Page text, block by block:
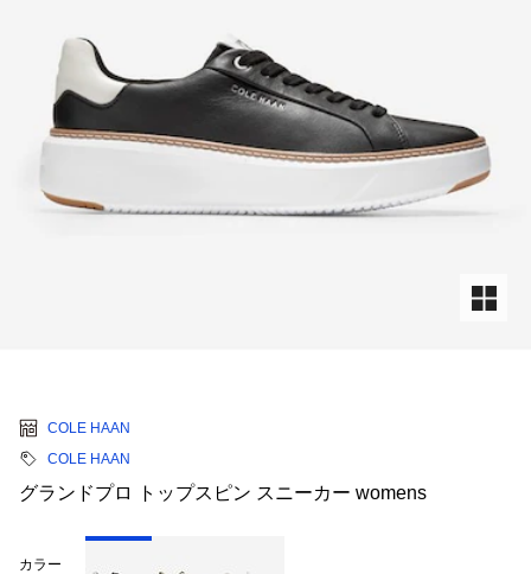
COLE HAAN
COLE HAAN
グランドプロ トップスピン スニーカー womens
カラー